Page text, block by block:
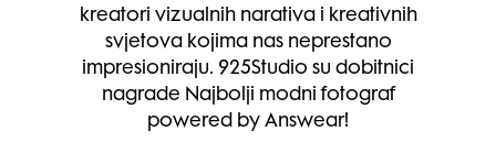
kreatori vizualnih narativa i kreativnih
svjetova kojima nas neprestano
impresioniraju. 925Studio su dobitnici
nagrade Najbolji modni fotograf
powered by Answear!